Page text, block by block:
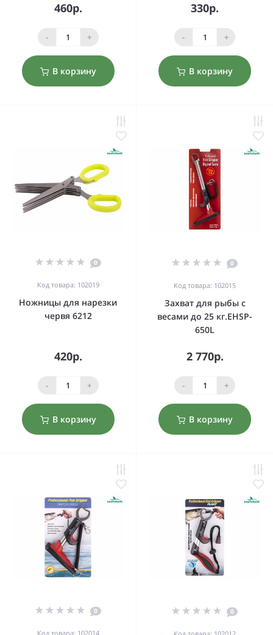
460р.
- +
В корзину
330р.
- +
В корзину
0
Код товара: 102019
Ножницы для нарезки
червя 6212
420р.
- +
В корзину
0
Код товара: 102015
Захват для рыбы с
весами до 25 кг.EHSP-
650L
2 770р.
- +
В корзину
0
Код товара: 102014
0